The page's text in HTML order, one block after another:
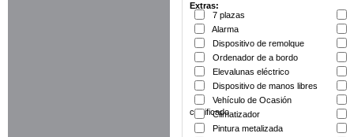
Extras:
7 plazas
Alarma
Dispositivo de remolque
Ordenador de a bordo
Elevalunas eléctrico
Dispositivo de manos libres
Vehículo de Ocasión
certificadoClimatizador
Pintura metalizada